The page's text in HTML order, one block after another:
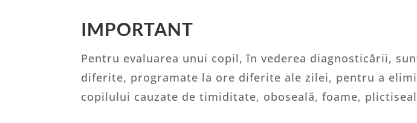
IMPORTANT
Pentru evaluarea unui copil, în vederea diagnosticării,
diferite, programate la ore diferite ale zilei, pentru a
copilului cauzate de timiditate, oboseală, foame,